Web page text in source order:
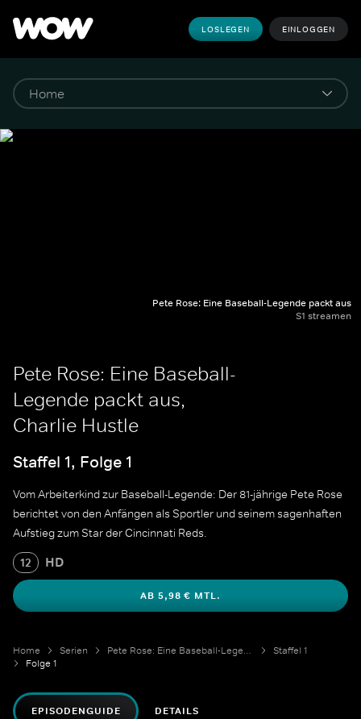
LOSLEGEN EINLOGGEN
Pete Rose: Eine Baseball-Legende packt aus
S1 streamen
Pete Rose: Eine Baseball-
Legende packt aus,
Charlie Hustle
Staffel 1, Folge 1
Vom Arbeiterkind zur Baseball-Legende: Der 81-jährige Pete Rose
berichtet von den Anfängen als Sportler und seinem sagenhaften
Aufstieg zum Star der Cincinnati Reds.
12 HD
AB 5,98 € MTL.
Home Serien Pete Rose: Eine Baseball-Legende packt aus
Staffel 1
Folge 1
EPISODENGUIDE DETAILS